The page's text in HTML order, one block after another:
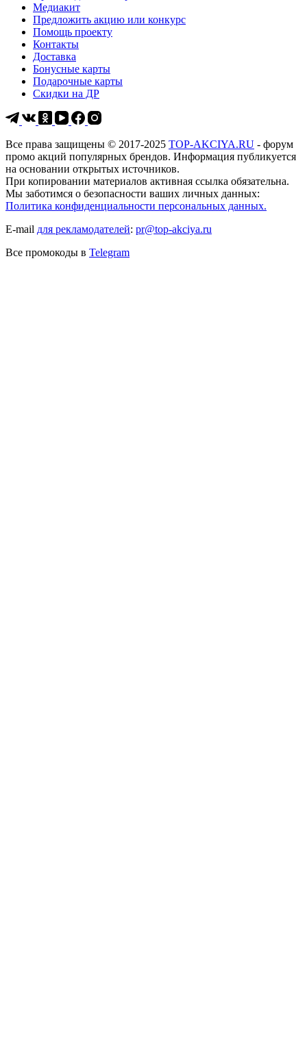
Медиакит
Предложить акцию или конкурс
Помощь проекту
Контакты
Доставка
Бонусные карты
Подарочные карты
Скидки на ДР
Все права защищены © 2017-2025 TOP-AKCIYA.RU - форум
промо акций популярных брендов. Информация публикуется
на основании открытых источников.
При копировании материалов активная ссылка обязательна.
Мы заботимся о безопасности ваших личных данных:
Политика конфиденциальности персональных данных.
E-mail для рекламодателей: pr@top-akciya.ru
Все промокоды в Telegram